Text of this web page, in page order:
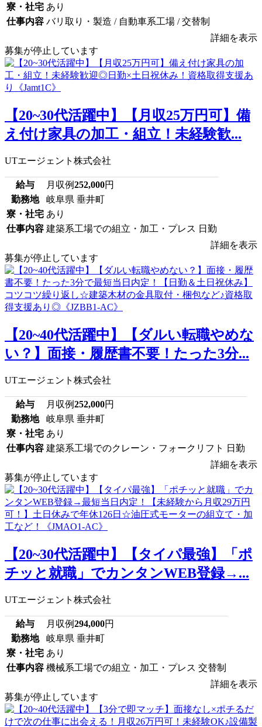
寮・社宅 あり
仕事内容 バリ取り・製造 / 自動車系工場 / 交替制
詳細を表示
募集が停止しています
【20~30代活躍中】【月収25万円可】備
え付け家具の加工・組立！未経験歓...
UTエージェント株式会社
給与 月収例252,000円
勤務地
岐阜県 垂井町
寮・社宅 あり
仕事内容 建築系工場での組立・加工・プレス 日勤
詳細を表示
募集が停止しています
【20~40代活躍中】【ダルい転職やめな
い？】面接・履歴書不要！たった3分...
UTエージェント株式会社
給与 月収例252,000円
勤務地
岐阜県 垂井町
寮・社宅 あり
仕事内容 建築系工場でのクレーン・フォークリフト 日勤
詳細を表示
募集が停止しています
【20~30代活躍中】【タイパ最強】「ポ
チッと就職」でカンタンWEB登録→...
UTエージェント株式会社
給与 月収例294,000円
勤務地
岐阜県 垂井町
寮・社宅 あり
仕事内容 機械系工場での組立・加工・プレス 交替制
詳細を表示
募集が停止しています